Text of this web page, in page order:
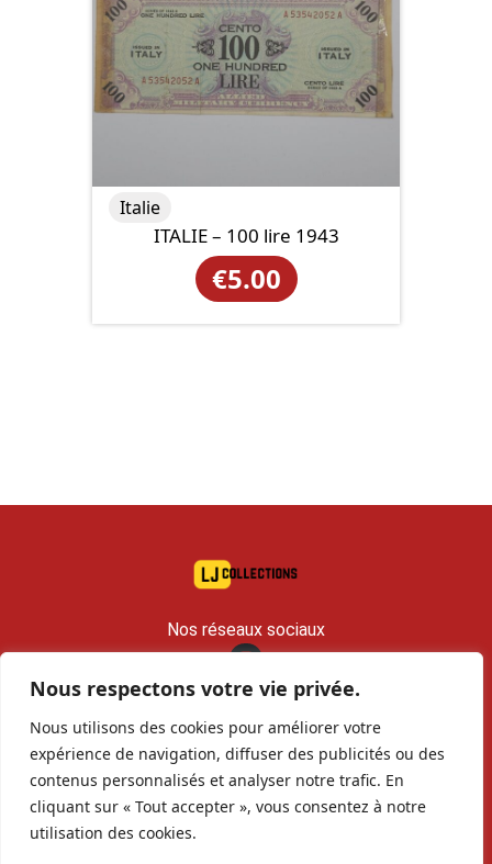
Nous respectons votre vie privée.
Nous utilisons des cookies pour améliorer votre
expérience de navigation, diffuser des publicités ou des
contenus personnalisés et analyser notre trafic. En
cliquant sur « Tout accepter », vous consentez à notre
utilisation des cookies.
ITALIE – 100 lire 1943
€5.00
Italie
Nos réseaux sociaux
contact@lj-collections.com
RCS 979 374 147 Romans
Vous voulez
vendre ?
Contact Archives